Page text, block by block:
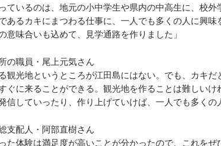
ているのは、地元の小中学生や県内の中高生に、校
あるカキにまつわる仕事に、一人でも多くの人に興
意味合いも込めて、見学通路を作りました」
の職員・尾上元気さん
観光地というところが江田島にはない。でも、カキ
ぐに来ることができる。観光地を作ることは難しい
信していったり、作り上げていけば、一人でも多くの
支配人・阿部直樹さん
た体験は満足度が高いことが分かったので、これを